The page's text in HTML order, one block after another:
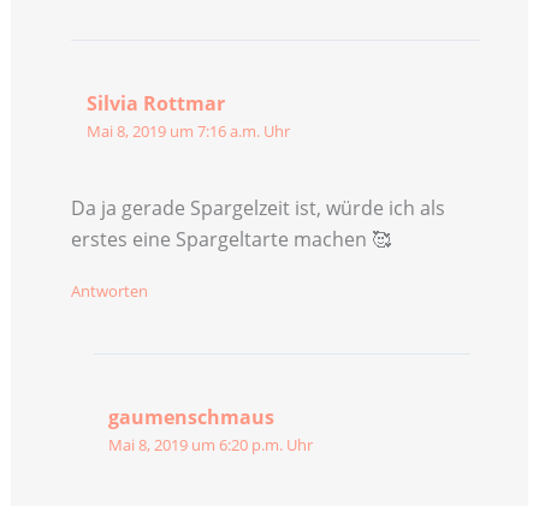
Silvia Rottmar
Mai 8, 2019 um 7:16 a.m. Uhr
Da ja gerade Spargelzeit ist, würde ich als
erstes eine Spargeltarte machen 🥰
Antworten
gaumenschmaus
Mai 8, 2019 um 6:20 p.m. Uhr